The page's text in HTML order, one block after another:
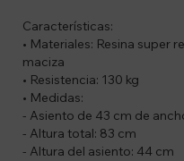
Características:
• Materiales: Resina super
maciza
• Resistencia: 130 kg
• Medidas:
- Asiento de 43 cm de
- Altura total: 83 cm
- Altura del asiento: 44 cm